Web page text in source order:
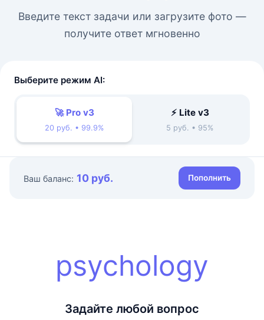
Введите текст задачи или загрузите фото —
получите ответ мгновенно
Выберите режим AI:
🚀 Pro v3
20 руб. • 99.9%
⚡ Lite v3
5 руб. • 95%
Ваш баланс: 10 руб. Пополнить
psychology
Задайте любой вопрос